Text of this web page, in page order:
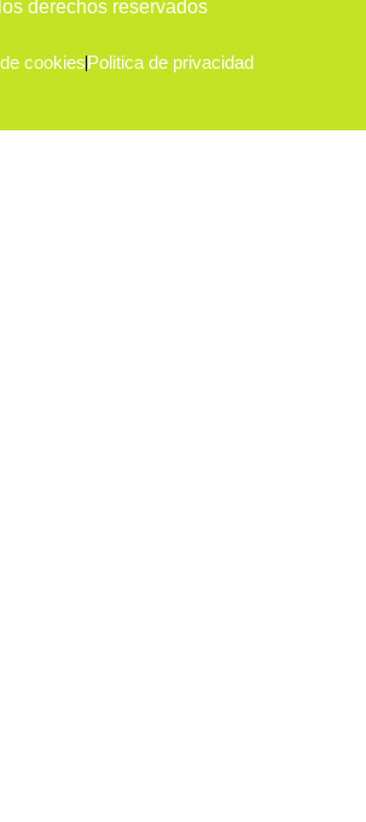
derechos reservados
cookiesPolitica de privacidad